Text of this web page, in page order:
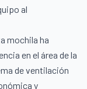
al
mochila ha
en el área de la
de ventilación
y